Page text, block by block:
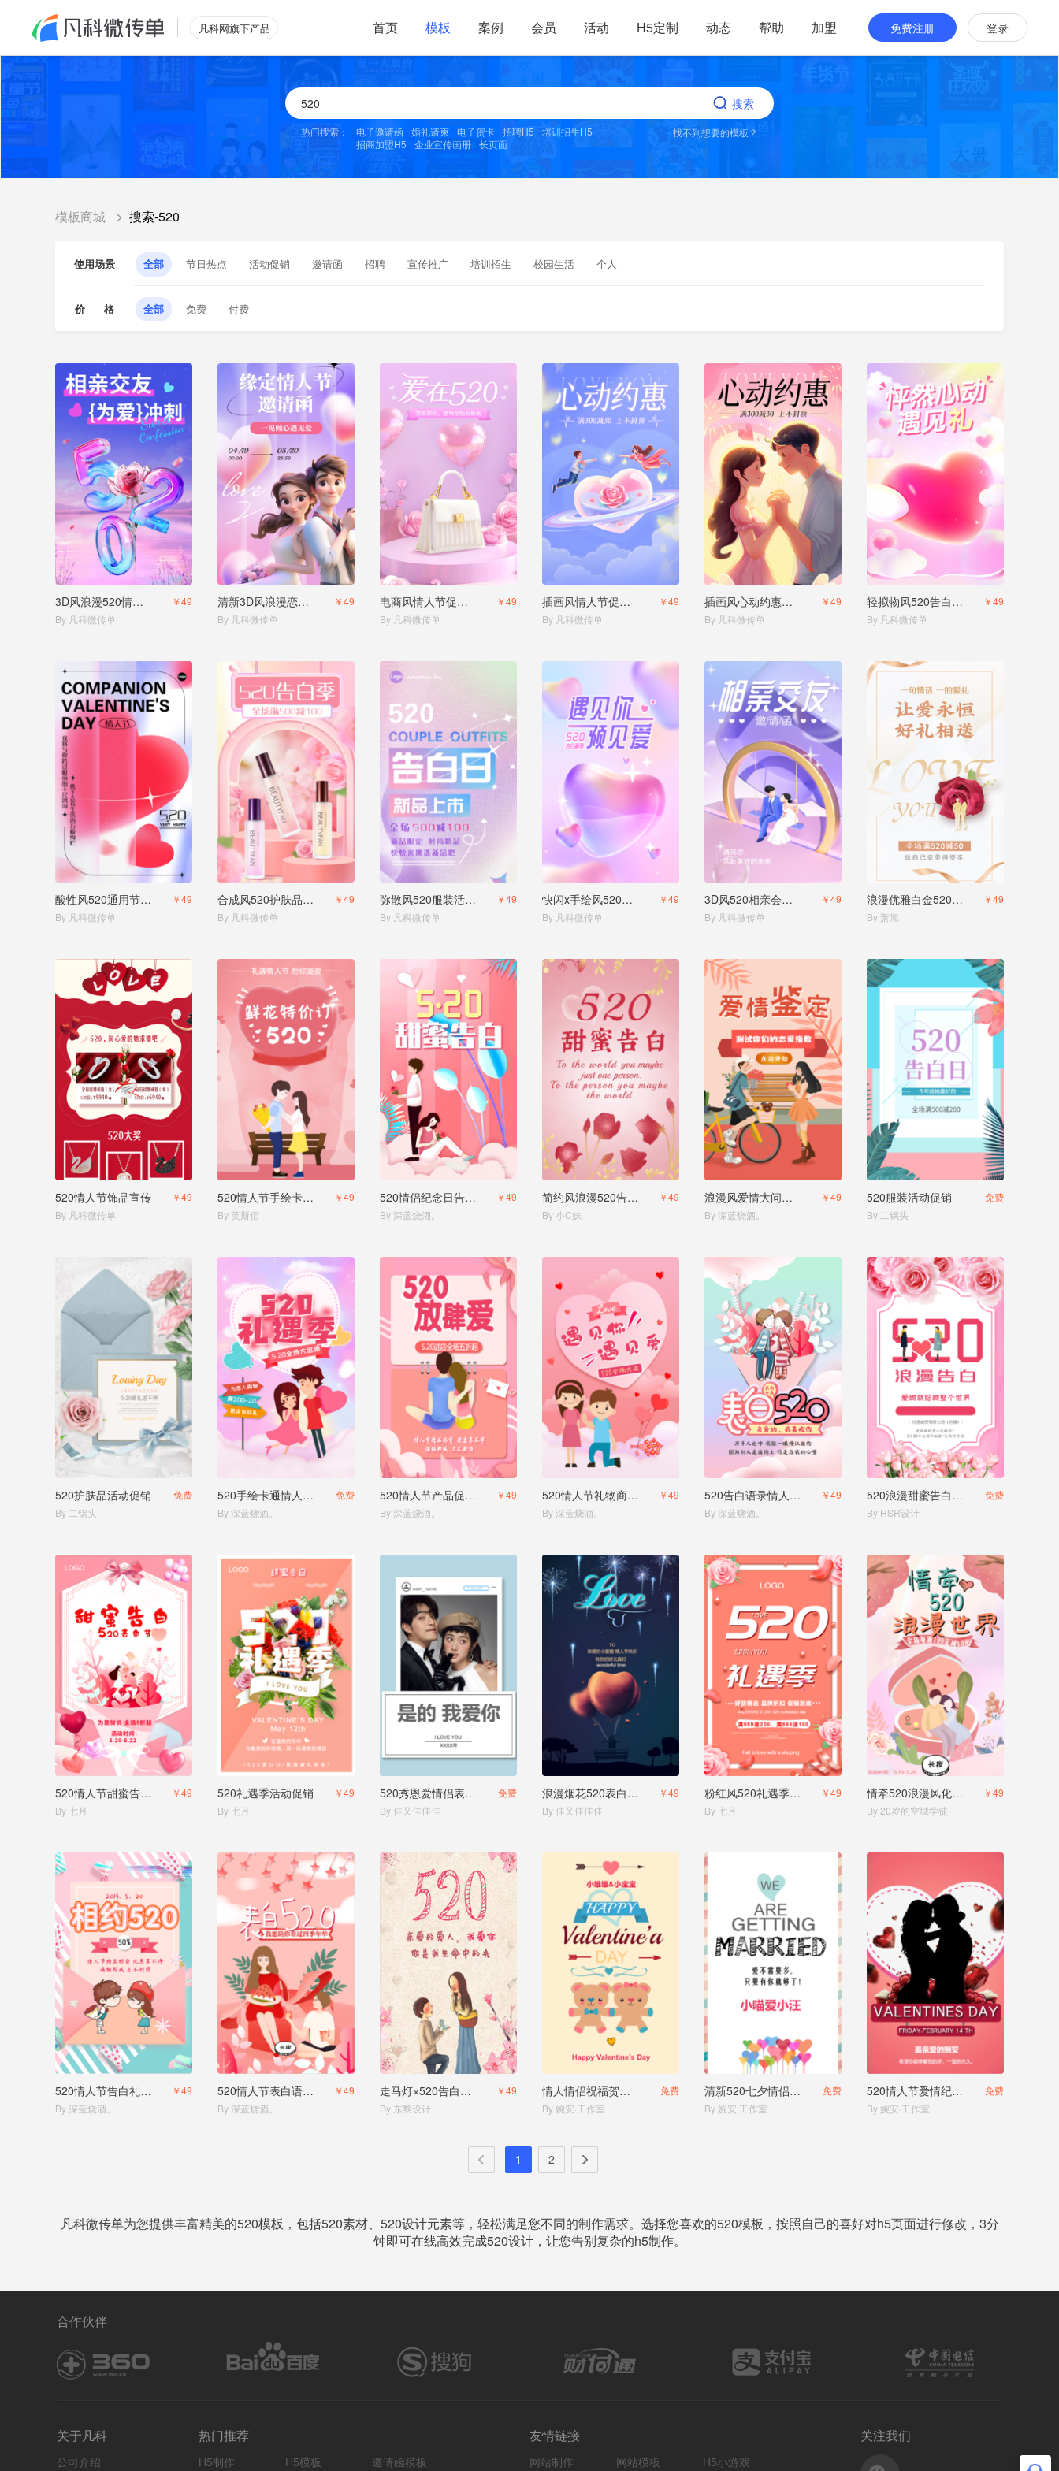
凡科网旗下产品 首页 模板 案例 会员 活动 H5定制 动态 帮助 加盟 免费注册 登录
搜索
热门搜索： 电子邀请函 婚礼请柬 电子贺卡 招聘H5
培训招生H5
招商加盟H5
企业宣传画册 长页面
找不到想要的模板？
模板商城 搜索-520
使用场景 全部 节日热点 活动促销 邀请函 招聘 宣传推广 培训招生 校园生活 个人
价 格 全部 免费 付费
3D风浪漫520情人节相亲交友祝福浪漫创意爱心
￥49
By 凡科微传单
清新3D风浪漫恋爱520情人节相亲联谊活动邀请函
￥49
By 凡科微传单
电商风情人节促销活动
￥49
By 凡科微传单
插画风情人节促销活动
￥49
By 凡科微传单
插画风心动约惠促销活动
￥49
By 凡科微传单
轻拟物风520告白日活动营销
￥49
By 凡科微传单
酸性风520通用节日营销
￥49
By 凡科微传单
合成风520护肤品活动促销
￥49
By 凡科微传单
弥散风520服装活动营销
￥49
By 凡科微传单
快闪x手绘风520表白情书
￥49
By 凡科微传单
3D风520相亲会邀请函
￥49
By 凡科微传单
浪漫优雅白金520情人节促销活动
￥49
By 萧旭
520情人节饰品宣传
￥49
By 凡科微传单
520情人节手绘卡通风花店大促
￥49
By 英斯佰
520情侣纪念日告白表求婚
￥49
By 深蓝烧酒。
简约风浪漫520告白求婚电子相册
￥49
By 小C妹
浪漫风爱情大问答测试你的恋爱指数
￥49
By 深蓝烧酒。
520服装活动促销
免费
By 二锅头
520护肤品活动促销
免费
By 二锅头
520手绘卡通情人节促销宣传微海报
免费
By 深蓝烧酒。
520情人节产品促销宣传商家节日活动
￥49
By 深蓝烧酒。
520情人节礼物商家促销宣传H5
￥49
By 深蓝烧酒。
520告白语录情人节礼物商家促销宣传
￥49
By 深蓝烧酒。
520浪漫甜蜜告白活动促销
免费
By HSR设计
520情人节甜蜜告白活动大酬宾
￥49
By 七月
520礼遇季活动促销
￥49
By 七月
520秀恩爱情侣表白相册
免费
By 佳又佳佳佳
浪漫烟花520表白相册
￥49
By 佳又佳佳佳
粉红风520礼遇季活动促销
￥49
By 七月
情牵520浪漫风化妆品促销
￥49
By 20岁的空城学徒
520情人节告白礼物商家促销宣传H5
￥49
By 深蓝烧酒。
520情人节表白语录商家宣传H5
￥49
By 深蓝烧酒。
走马灯×520告白模板电子贺卡
￥49
By 东黎设计
情人情侣祝福贺卡相册
免费
By 婉安·工作室
清新520七夕情侣祝福相册
免费
By 婉安·工作室
520情人节爱情纪念册电子贺卡
免费
By 婉安·工作室
1 2
凡科微传单为您提供丰富精美的520模板，包括520素材、520设计元素等，轻松满足您不同的制作需求。选择您喜欢的520模板，按照自己的喜好对h5页面进行修改，3分
钟即可在线高效完成520设计，让您告别复杂的h5制作。
合作伙伴
关于凡科
公司介绍
热门推荐
H5制作 H5模板 邀请函模板
友情链接
网站制作 网站模板 H5小游戏
关注我们